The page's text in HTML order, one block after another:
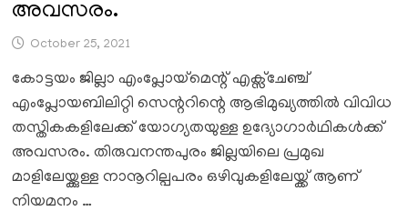
അവസരം.
October 25, 2021
കോട്ടയം ജില്ലാ എംപ്ലോയ്മെന്റ് എക്സ്ചേഞ്ച്
എംപ്ലോയബിലിറ്റി സെന്ററിന്റെ ആഭിമുഖ്യത്തില്‍ വിവിധ
തസ്തികകളിലേക്ക് യോഗ്യതയുള്ള ഉദ്യോഗാർഥികൾക്ക്
അവസരം. തിരുവനന്തപുരം ജില്ലയിലെ പ്രമുഖ
മാളിലേയ്ക്കുള്ള നാനൂറില്പപരം ഒഴിവുകളിലേയ്ക്ക് ആണ്
നിയമനം …